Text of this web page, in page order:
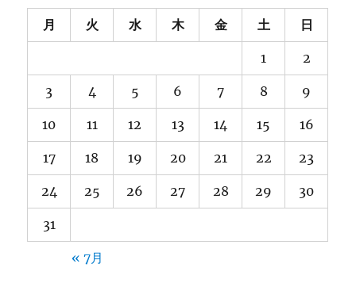
月 火 水 木 金 土 日
1 2
3 4 5 6 7 8 9
10 11 12 13 14 15 16
17 18 19 20 21 22 23
24 25 26 27 28 29 30
31
« 7月